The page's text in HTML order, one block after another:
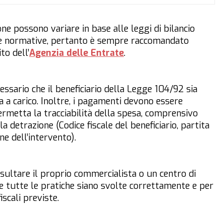
possono variare in base alle leggi di bilancio
pertanto è sempre raccomandato
dell’Agenzia delle Entrate.
che il beneficiario della Legge 104/92 sia
carico. Inoltre, i pagamenti devono essere
la tracciabilità della spesa, comprensivo
detrazione (Codice fiscale del beneficiario, partita
dell’intervento).
il proprio commercialista o un centro di
tutte le pratiche siano svolte correttamente e per
previste.